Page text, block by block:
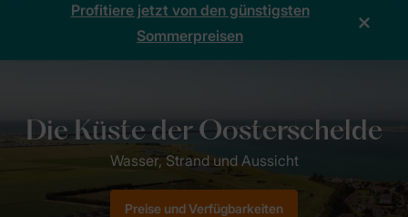
Profitiere jetzt von den günstigsten
Sommerpreisen
Preise und Verfügbarkeiten